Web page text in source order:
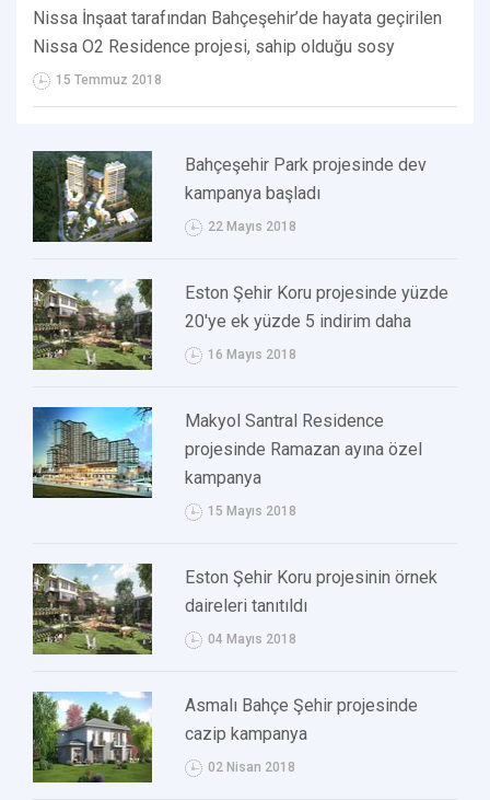
Nissa İnşaat tarafından Bahçeşehir’de hayata geçirilen
Nissa O2 Residence projesi, sahip olduğu sosy
15 Temmuz 2018
Bahçeşehir Park projesinde dev
kampanya başladı
22 Mayıs 2018
Eston Şehir Koru projesinde yüzde
20'ye ek yüzde 5 indirim daha
16 Mayıs 2018
Makyol Santral Residence
projesinde Ramazan ayına özel
kampanya
15 Mayıs 2018
Eston Şehir Koru projesinin örnek
daireleri tanıtıldı
04 Mayıs 2018
Asmalı Bahçe Şehir projesinde
cazip kampanya
02 Nisan 2018